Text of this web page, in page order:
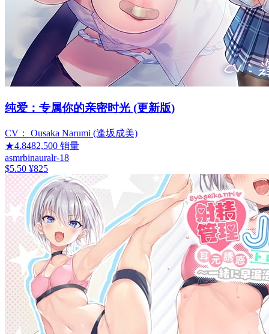
纯爱：专属你的亲密时光 (更新版)
CV：
Ousaka Narumi (逢坂成美)
★4.8482,500 销量
asmrbinauralr-18
$5.50 ¥825